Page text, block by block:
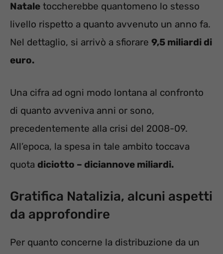
Natale toccherebbe quantomeno lo stesso
livello rispetto a quanto avvenuto un anno fa.
Nel dettaglio, si arrivò a sfiorare 9,5 miliardi di
euro.
Una cifra ad ogni modo lontana al confronto
di quanto avveniva anni or sono,
precedentemente alla crisi del 2008-09.
All’epoca, la spesa in tale ambito toccava
quota diciotto – diciannove miliardi.
Gratifica Natalizia, alcuni aspetti
da approfondire
Per quanto concerne la distribuzione da un